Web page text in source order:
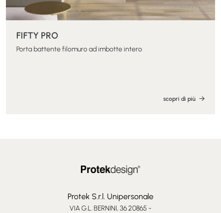
FIFTY PRO
Porta battente filomuro ad imbotte intero
scopri di più
Protek S.r.l. Unipersonale
VIA G.L. BERNINI, 36 20865 -